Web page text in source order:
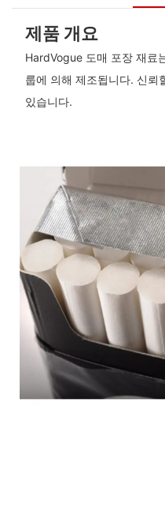
제품 개요
HardVogue 도매 포장 재료
룹에 의해 제조됩니다. 신뢰
있습니다.